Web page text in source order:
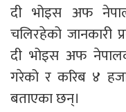
दी भोइस अफ
चलिरहेको जानकारी
दी भोइस अफ
गरेको र करिब ४
बताएका छन्।